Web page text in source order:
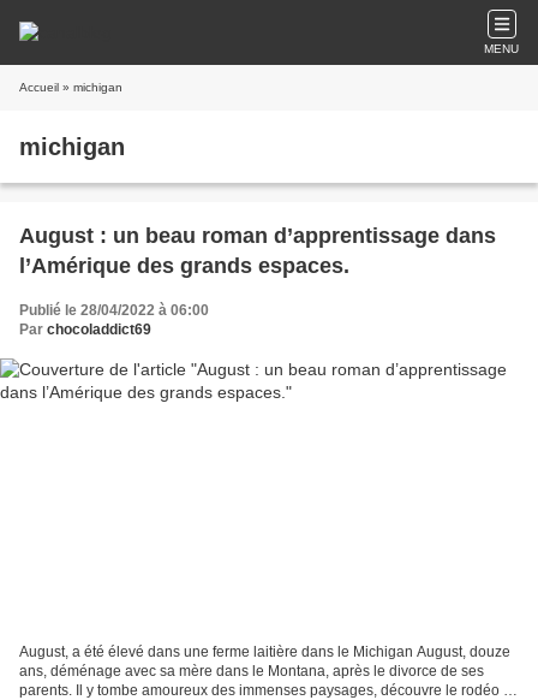
MENU
Accueil » michigan
michigan
August : un beau roman d’apprentissage dans
l’Amérique des grands espaces.
Publié le 28/04/2022 à 06:00
Par chocoladdict69
August, a été élevé dans une ferme laitière dans le Michigan August, douze
ans, déménage avec sa mère dans le Montana, après le divorce de ses
parents. Il y tombe amoureux des immenses paysages, découvre le rodéo et